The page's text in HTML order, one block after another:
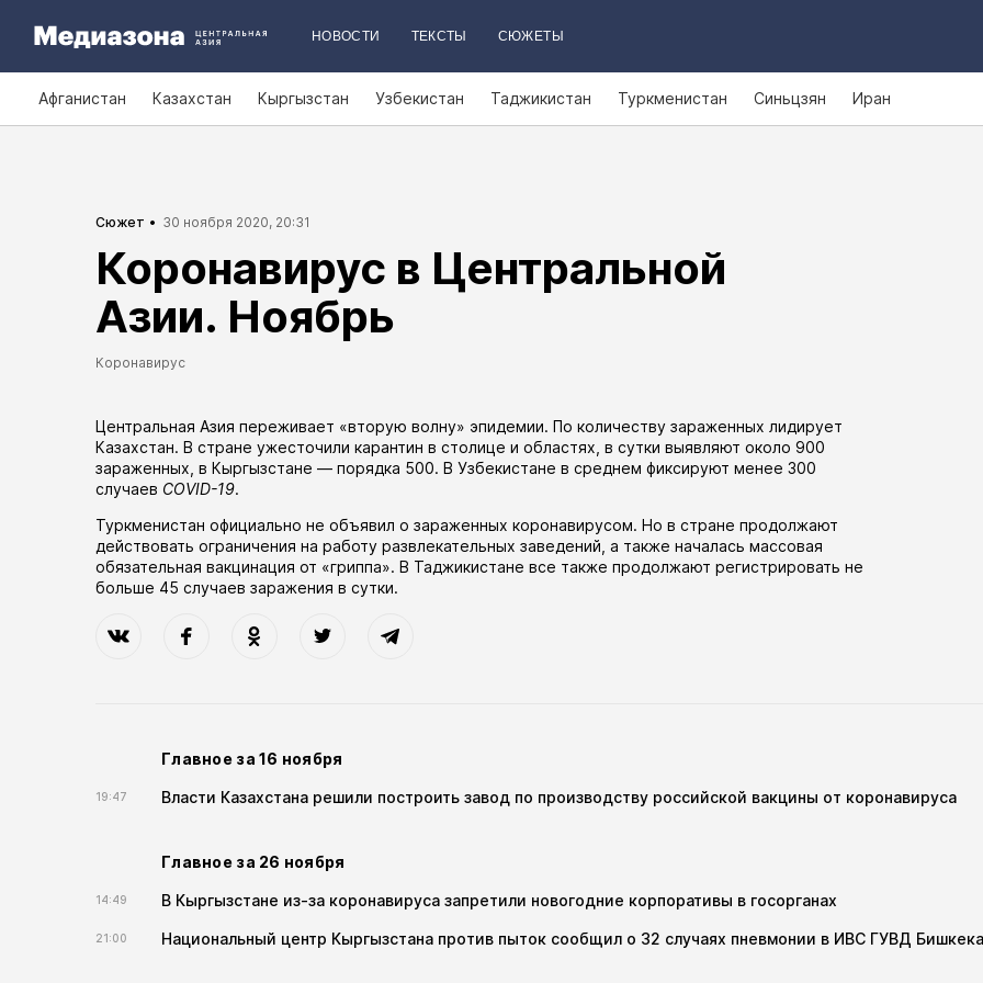
НОВОСТИ ТЕКСТЫ СЮЖЕТЫ
Афганистан Казахстан Кыргызстан Узбекистан Таджикистан Туркменистан Синьцзян Иран
Сюжет 30 ноября 2020, 20:31
Коронавирус в Центральной
Азии. Ноябрь
Коронавирус
Центральная Азия переживает «вторую волну» эпидемии. По количеству зараженных лидирует
Казахстан. В стране ужесточили карантин в столице и областях , в сутки выявляют около 900
зараженных, в Кыргызстане — порядка 500. В Узбекистане в среднем фиксируют менее 300
случаев COVID-19.
Туркменистан официально не объявил о зараженных коронавирусом. Но в стране продолжают
действовать ограничения на работу развлекательных заведений, а также началась массовая
обязательная вакцинация от «гриппа». В Таджикистане все также продолжают регистрировать не
больше 45 случаев заражения в сутки.
Главное за 16 ноября
19:47 Власти Казахстана решили построить завод по производству российской вакцины от коронавируса
Главное за 26 ноября
14:49 В Кыргызстане из-за коронавируса запретили новогодние корпоративы в госорганах
21:00 Национальный центр Кыргызстана против пыток сообщил о 32 случаях пневмонии в ИВС ГУВД Бишкека